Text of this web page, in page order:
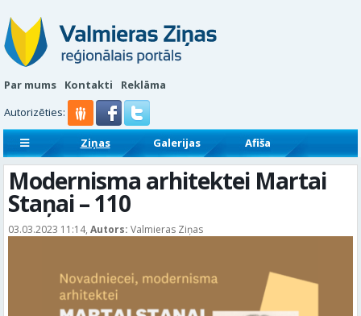
Par mums Kontakti
Reklāma
Autorizēties:
Ziņas Galerijas
Afiša
Sludinājumi
Reklāmraksti
Modernisma arhitektei Martai
Staņai – 110
03.03.2023 11:14, Autors: Valmieras Ziņas